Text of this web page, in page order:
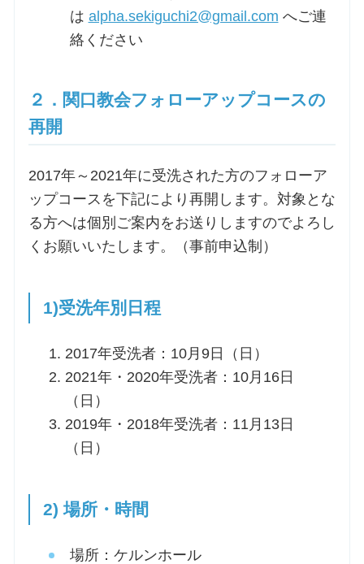
は alpha.sekiguchi2@gmail.com へご連
絡ください
２．関口教会フォローアップコースの
再開
2017年～2021年に受洗された方のフォローア
ップコースを下記により再開します。対象とな
る方へは個別ご案内をお送りしますのでよろし
くお願いいたします。（事前申込制）
1)受洗年別日程
2017年受洗者：10月9日（日）
2021年・2020年受洗者：10月16日
（日）
2019年・2018年受洗者：11月13日
（日）
2) 場所・時間
場所：ケルンホール